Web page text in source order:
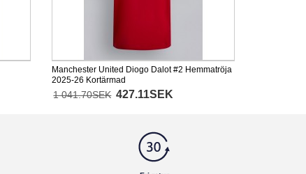
Manchester United Diogo Dalot #2 Hemmatröja
2025-26 Kortärmad
1 041.70SEK 427.11SEK